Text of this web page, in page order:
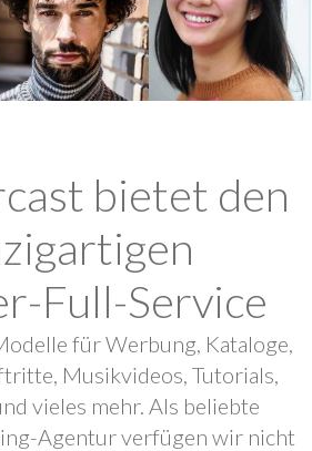
bietet den
Full-Service
für Werbung, Kataloge,
Musikvideos, Tutorials,
vieles mehr. Als beliebte
Agentur verfügen wir nicht